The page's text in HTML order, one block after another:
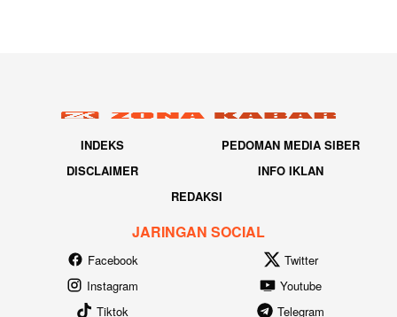
INDEKS
PEDOMAN MEDIA SIBER
DISCLAIMER
INFO IKLAN
REDAKSI
JARINGAN SOCIAL
Facebook
Twitter
Instagram
Youtube
Tiktok
Telegram